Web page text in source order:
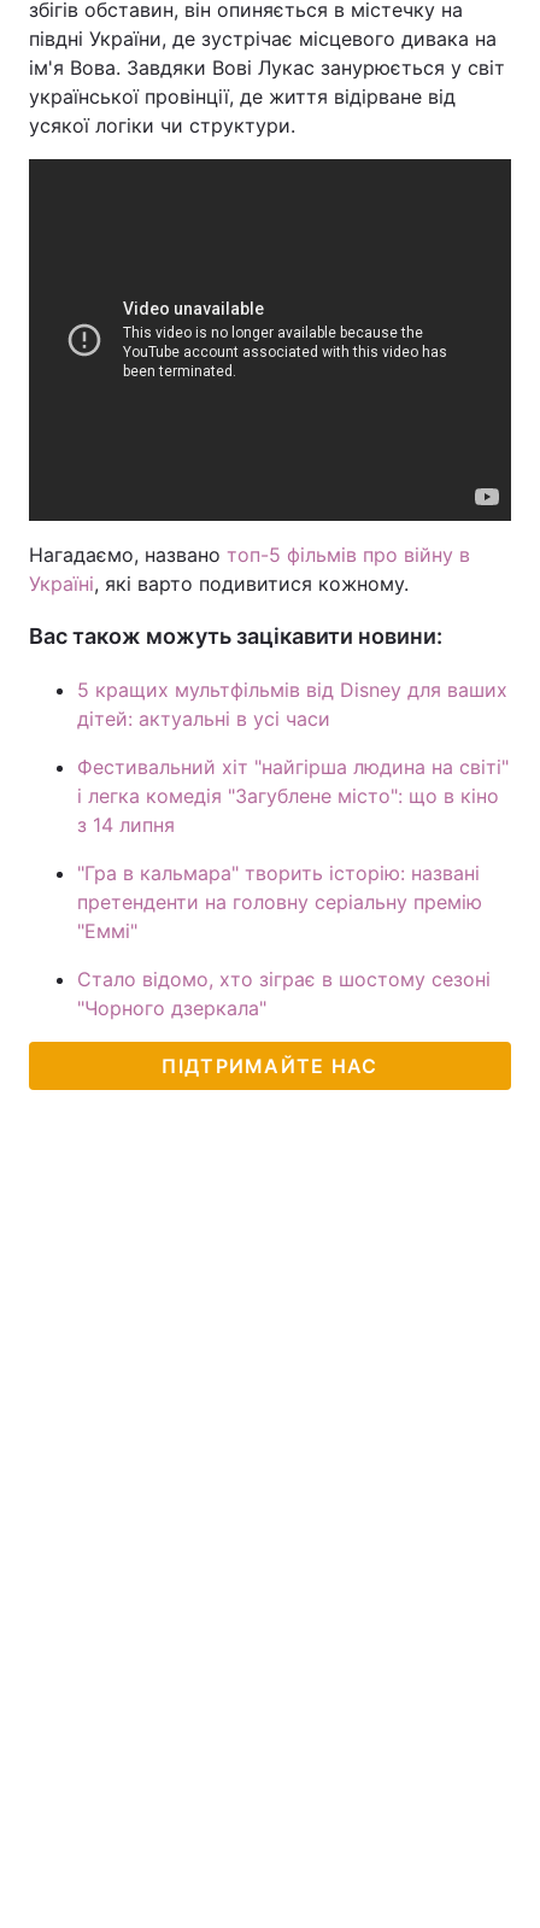
збігів обставин, він опиняється в містечку на
півдні України, де зустрічає місцевого дивака на
ім'я Вова. Завдяки Вові Лукас занурюється у світ
української провінції, де життя відірване від
усякої логіки чи структури.
Нагадаємо, названо топ-5 фільмів про війну в
Україні, які варто подивитися кожному.
Вас також можуть зацікавити новини:
5 кращих мультфільмів від Disney для ваших
дітей: актуальні в усі часи
Фестивальний хіт "найгірша людина на світі"
і легка комедія "Загублене місто": що в кіно
з 14 липня
"Гра в кальмара" творить історію: названі
претенденти на головну серіальну премію
"Еммі"
Стало відомо, хто зіграє в шостому сезоні
"Чорного дзеркала"
ПІДТРИМАЙТЕ НАС